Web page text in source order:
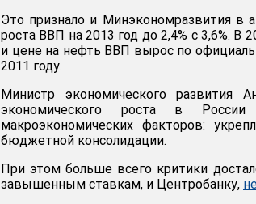
Это признало и Минэкономразвития в
роста ВВП на 2013 год до 2,4% с 3,6%. В
и цене на нефть ВВП вырос по
2011 году.
Министр экономического развития
экономического роста в
макроэкономических факторов:
бюджетной консолидации.
При этом больше всего критики
завышенным ставкам, и Центробанку,